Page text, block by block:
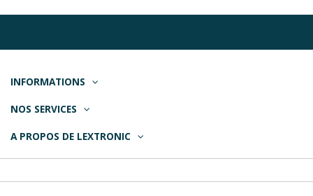
INFORMATIONS
NOS SERVICES
A PROPOS DE LEXTRONIC